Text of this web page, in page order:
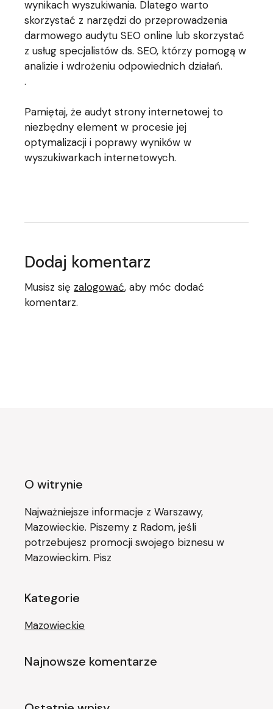
wynikach wyszukiwania. Dlatego warto
skorzystać z narzędzi do przeprowadzenia
darmowego audytu SEO online lub skorzystać
z usług specjalistów ds. SEO, którzy pomogą w
analizie i wdrożeniu odpowiednich działań.
.
Pamiętaj, że audyt strony internetowej to
niezbędny element w procesie jej
optymalizacji i poprawy wyników w
wyszukiwarkach internetowych.
Dodaj komentarz
Musisz się zalogować, aby móc dodać
komentarz.
O witrynie
Najważniejsze informacje z Warszawy,
Mazowieckie. Piszemy z Radom, jeśli
potrzebujesz promocji swojego biznesu w
Mazowieckim. Pisz
Kategorie
Mazowieckie
Najnowsze komentarze